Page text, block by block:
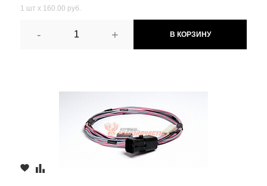
1 шт х 160.00 руб.
- + В КОРЗИНУ